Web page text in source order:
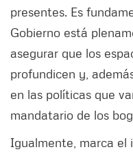
presentes. Es
Gobierno está
asegurar que los
profundicen y,
en las políticas que
mandatario de los
Igualmente, marca el